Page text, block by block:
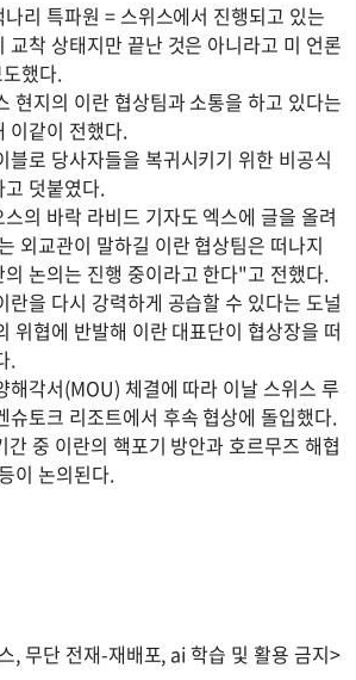
리 특파원 = 스위스에서 진행되고 있는
교착 상태지만 끝난 것은 아니라고 미 언론
했다.
현지의 이란 협상팀과 소통을 하고 있다는
이같이 전했다.
블로 당사자들을 복귀시키기 위한 비공식
덧붙였다.
의 바락 라비드 기자도 엑스에 글을 올려
외교관이 말하길 이란 협상팀은 떠나지
논의는 진행 중이라고 한다"고 전했다.
란을 다시 강력하게 공습할 수 있다는 도널
위협에 반발해 이란 대표단이 협상장을 떠
.
해각서(MOU) 체결에 따라 이날 스위스 루
슈토크 리조트에서 후속 협상에 돌입했다.
중 이란의 핵포기 방안과 호르무즈 해협
이 논의된다.
, 무단 전재-재배포, ai 학습 및 활용 금지>